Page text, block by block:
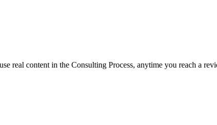
real content in the Consulting Process, anytime you reach a